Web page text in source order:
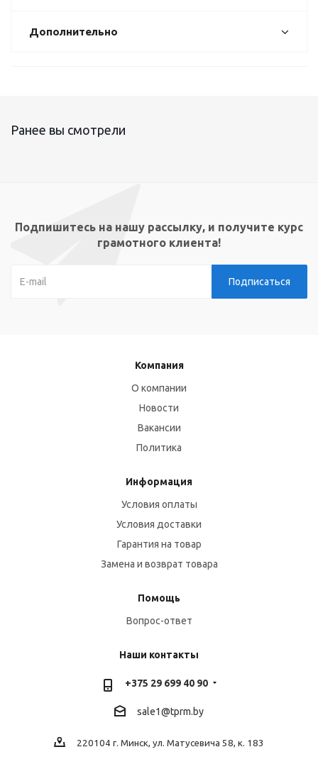
Дополнительно
Ранее вы смотрели
Подпишитесь на нашу рассылку, и получите курс
грамотного клиента!
Компания
О компании
Новости
Вакансии
Политика
Информация
Условия оплаты
Условия доставки
Гарантия на товар
Замена и возврат товара
Помощь
Вопрос-ответ
Наши контакты
+375 29 699 40 90
sale1@tprm.by
220104 г. Минск, ул. Матусевича 58, к. 183